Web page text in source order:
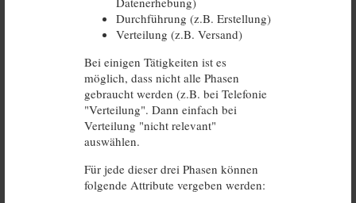
Durchführung (z.B. Erstellung)
Verteilung (z.B. Versand)
Bei einigen Tätigkeiten ist es
möglich, dass nicht alle Phasen
gebraucht werden (z.B. bei Telefonie
"Verteilung". Dann einfach bei
Verteilung "nicht relevant"
auswählen.
Für jede dieser drei Phasen können
folgende Attribute vergeben werden: